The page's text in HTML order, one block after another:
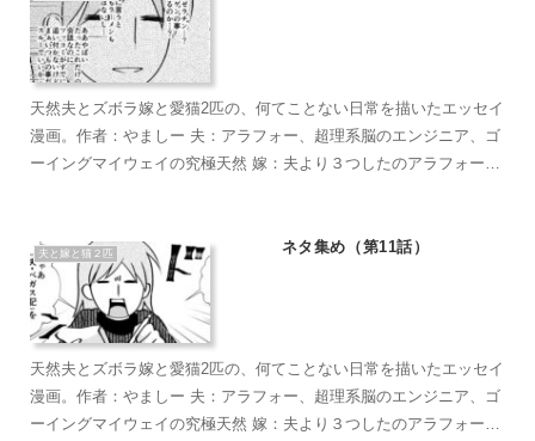
求がすごい。やりたい放題のバ…やんちゃ坊主
天然夫とズボラ嫁と愛猫2匹の、何てことない日常を描いたエッセイ
漫画。作者：やましー 夫：アラフォー、超理系脳のエンジニア、ゴ
ーイングマイウェイの究極天然 嫁：夫より３つしたのアラフォー、
えん坊のもふもふ こぶ茶：抱っこが大好きラグドール。遊びへの欲
求がすごい。やりたい放題のバ…やんちゃ坊主
夫と嫁と猫２匹 ネタ集め（第11話）
天然夫とズボラ嫁と愛猫2匹の、何てことない日常を描いたエッセイ
漫画。作者：やましー 夫：アラフォー、超理系脳のエンジニア、ゴ
ーイングマイウェイの究極天然 嫁：夫より３つしたのアラフォー、